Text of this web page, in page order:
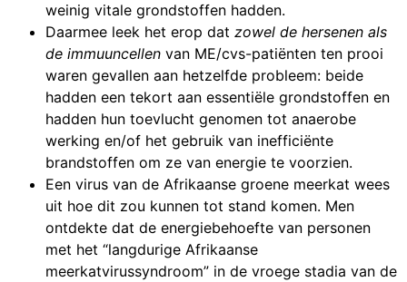
weinig vitale grondstoffen hadden.
Daarmee leek het erop dat zowel de hersenen als
de immuuncellen van ME/cvs-patiënten ten prooi
waren gevallen aan hetzelfde probleem: beide
hadden een tekort aan essentiële grondstoffen en
hadden hun toevlucht genomen tot anaerobe
werking en/of het gebruik van inefficiënte
brandstoffen om ze van energie te voorzien.
Een virus van de Afrikaanse groene meerkat wees
uit hoe dit zou kunnen tot stand komen. Men
ontdekte dat de energiebehoefte van personen
met het “langdurige Afrikaanse
meerkatvirussyndroom” in de vroege stadia van de